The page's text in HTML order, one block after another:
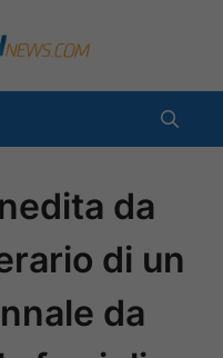
da
di un
da